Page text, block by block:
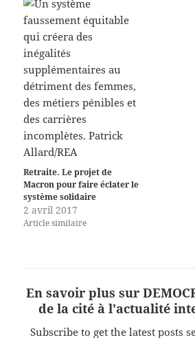
Retraite. Le projet de
Macron pour faire éclater le
système solidaire
2 avril 2017
Article similaire
En savoir plus sur
de la cité à l'actualité
Subscribe to get the latest posts